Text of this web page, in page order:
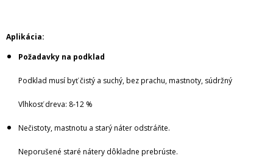
Aplikácia:
Požadavky na podklad
Podklad musí byť čistý a suchý, bez prachu, mastnoty, súdržný
Vlhkosť dreva: 8-12 %
Nečistoty, mastnotu a starý náter odstráňte.
Neporušené staré nátery dôkladne prebrúste.